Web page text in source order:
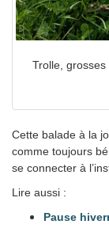
Trolle,
Cette balade à la
comme toujours
se connecter à
Lire aussi :
Pause